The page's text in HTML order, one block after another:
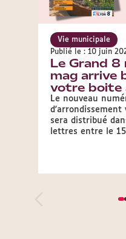
Vie municipale
Publié le : 10 juin
Le Grand 8
mag arrive
votre boite
Le nouveau
d'arrondissement
sera distribué
lettres entre le